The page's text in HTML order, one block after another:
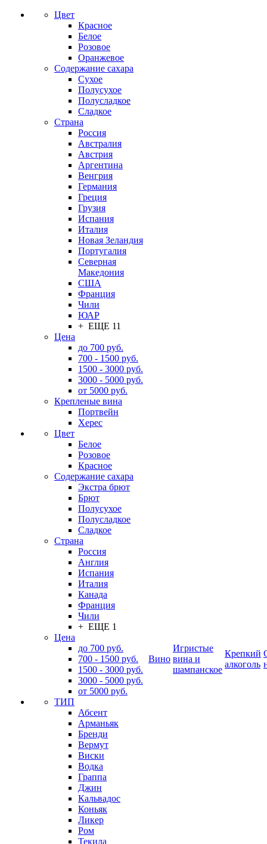
Цвет
Красное
Белое
Розовое
Оранжевое
Содержание сахара
Сухое
Полусухое
Полусладкое
Сладкое
Страна
Россия
Австралия
Австрия
Аргентина
Венгрия
Германия
Греция
Грузия
Испания
Италия
Новая Зеландия
Португалия
Северная
Македония
США
Франция
Чили
ЮАР
+ ЕЩЕ 11
Цена
до 700 руб.
700 - 1500 руб.
1500 - 3000 руб.
3000 - 5000 руб.
от 5000 руб.
Крепленые вина
Портвейн
Херес
Цвет
Белое
Розовое
Красное
Содержание сахара
Экстра брют
Брют
Полусухое
Полусладкое
Сладкое
Страна
Россия
Англия
Испания
Италия
Канада
Франция
Чили
+ ЕЩЕ 1
Цена
до 700 руб.
700 - 1500 руб.
1500 - 3000 руб.
3000 - 5000 руб.
от 5000 руб.
ТИП
Абсент
Арманьяк
Бренди
Вермут
Виски
Водка
Граппа
Джин
Кальвадос
Коньяк
Ликер
Ром
Текила
Вино
Игристые
вина и
шампанское
Крепкий
алкоголь